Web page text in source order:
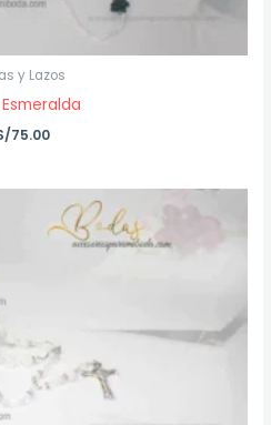
y Lazos
75.00